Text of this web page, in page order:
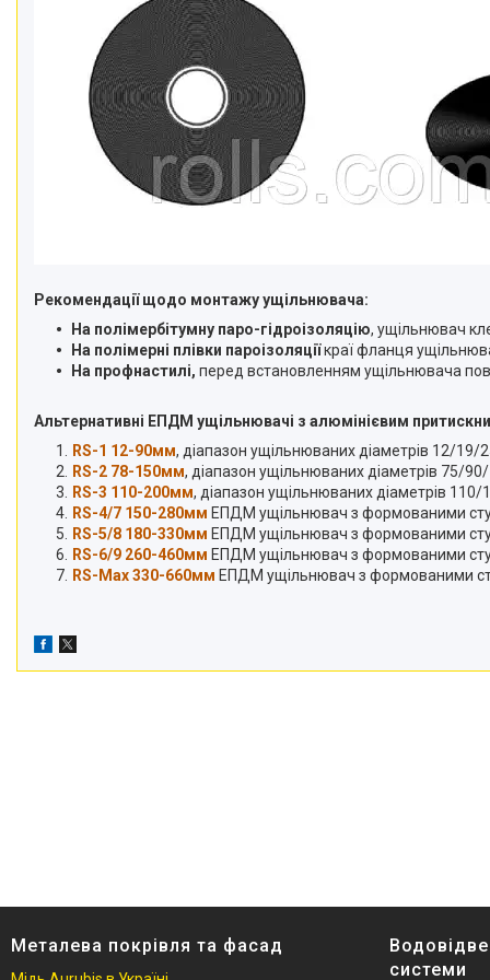
Рекомендації щодо монтажу ущільнювача:
На полімербітумну паро-гідроізоляцію, ущільнювач
На полімерні плівки пароізоляціїкраї фланця
На профнастилі, перед встановленням ущільнювача
Альтернативні ЕПДМ ущільнювачі з алюмінієвим
RS-1 12-90мм, діапазон ущільнюваних діаметрів 12/
RS-2 78-150мм, діапазон ущільнюваних діаметрів 75/
RS-3 110-200мм, діапазон ущільнюваних діаметрів
RS-4/7 150-280мм ЕПДМ ущільнювач з формованими
RS-5/8 180-330мм ЕПДМ ущільнювач з формованими
RS-6/9 260-460мм ЕПДМ ущільнювач з формованими
RS-Max330-660мм ЕПДМ ущільнювач з формованими
Металева покрівля та фасад
системи